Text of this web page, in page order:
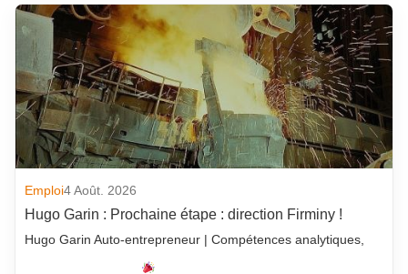
Emploi4 Août. 2026
Hugo Garin : Prochaine étape : direction Firminy !
Hugo Garin Auto-entrepreneur | Compétences analytiques,